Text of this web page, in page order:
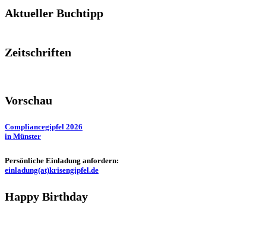
Aktueller Buchtipp
Zeitschriften
Vorschau
Compliancegipfel 2026
in Münster
Persönliche Einladung anfordern:
einladung(at)krisengipfel.de
Happy Birthday